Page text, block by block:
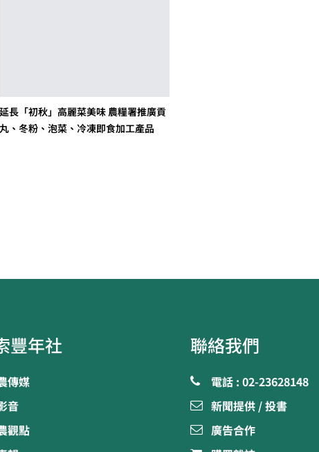
延長「初秋」高麗菜美味 農糧署推廣貢
丸、冬粉、泡菜、冷凍即食加工產品
豐年社
傳媒
音
觀點
聯絡我們
電話 : 02-23628148
新聞提供 / 投書
廣告合作